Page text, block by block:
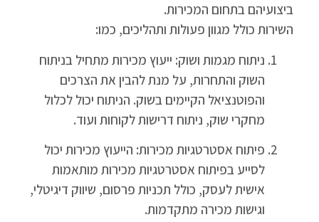
ביצועיהם בתחום המכירות.
השירות כולל מגוון פעולות ותהליכים, כמו:
ניתוח מגמות ושוק: ייעוץ מכירות מתחיל בניתוח
השוק והתחרות, על מנת להבין את הצרכים
והפוטנציאל הקיימים בשוק. הניתוח יכול לכלול
מחקרי שוק, ניתוח דרישות לקוחות ועוד.
פיתוח אסטרטגיות מכירות: הייעוץ מכירות יכול
לסייע בפיתוח אסטרטגיות מכירות מותאמות
אישית לעסק, כולל תכניות פרסום, שיווק דיגיטלי,
וגישות מכירה מתקדמות.